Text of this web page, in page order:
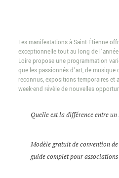
Les manifestations à Saint-Étienne
exceptionnelle tout au long de
Loire propose une programmation
que les passionnés d’art, de
reconnus, expositions temporaires et
week-end révèle de nouvelles
Quelle est la différence entre
Modèle gratuit de convention
guide complet pour